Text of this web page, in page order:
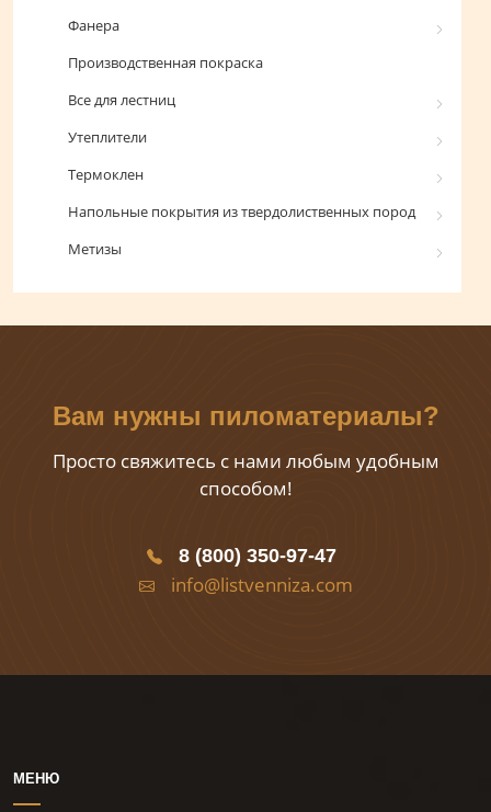
Фанера
Производственная покраска
Все для лестниц
Утеплители
Термоклен
Напольные покрытия из твердолиственных пород
Метизы
Вам нужны пиломатериалы?
Просто свяжитесь с нами любым удобным
способом!
8 (800) 350-97-47
info@listvenniza.com
МЕНЮ